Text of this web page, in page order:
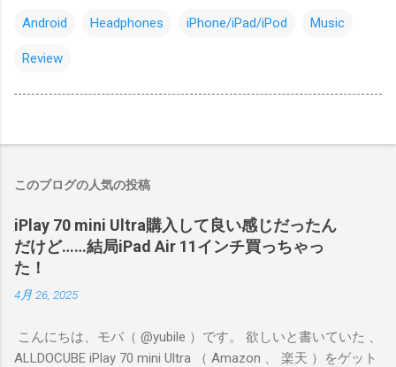
Android Headphones iPhone/iPad/iPod Music
Review
このブログの人気の投稿
iPlay 70 mini Ultra購入して良い感じだったん
だけど……結局iPad Air 11インチ買っちゃっ
た！
4月 26, 2025
こんにちは、モバ（ @yubile ）です。 欲しいと書いていた 、
ALLDOCUBE iPlay 70 mini Ultra （ Amazon 、 楽天 ）をゲット